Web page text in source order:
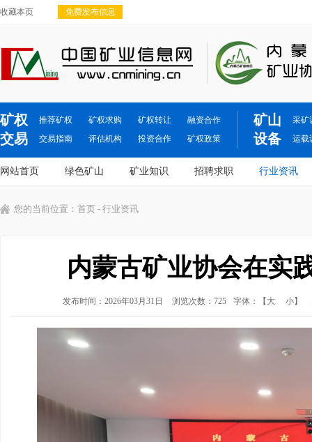
收藏本页 免费发布信息
矿权
交易
推荐矿权 矿权求购 矿权转让
融资合作
交易指南
评估机构 投资合作 矿权政策
矿山
设备
采矿
运载
网站首页 绿色矿山 矿业知识 招聘求职 行业资讯
您的当前位置： 首页 - 行业资讯
内蒙古矿业协会在实
发布时间：2026年03月31日 浏览次数：725 字体：【 大 小】